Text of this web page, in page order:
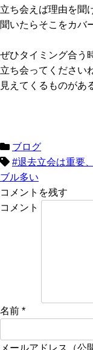
立ち会えば理由を聞
聞いたらそこをカバ
ぜひタイミング合う
立ち会ってください
見えてくるものがあ
ブログ
#退去立会は重要
ブル多い
コメントを残す
コメント
名前 *